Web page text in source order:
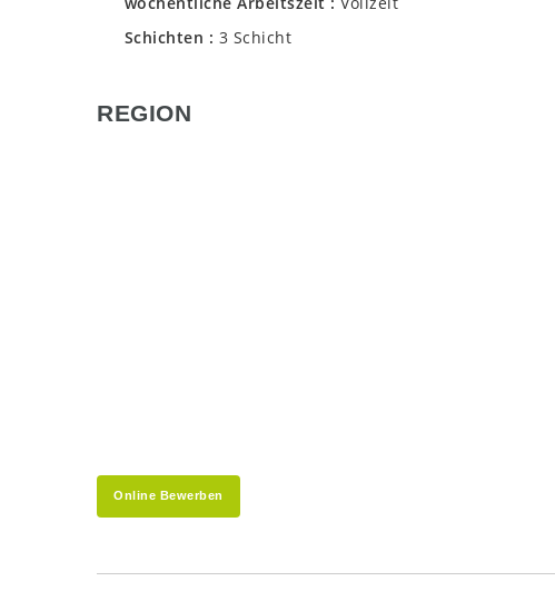
Schichten
3 Schicht
REGION
Online Bewerben